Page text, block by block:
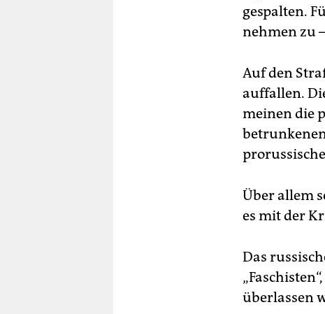
gespalten.
nehmen zu
Auf den
auffallen.
meinen die
Über allem
es mit der
Das
überlassen